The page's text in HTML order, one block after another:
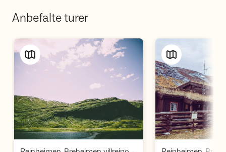
Anbefalte turer
Vis turforslag